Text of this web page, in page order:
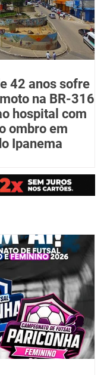
42 anos sofre
na BR-316 e
hospital com
ombro em
Ipanema